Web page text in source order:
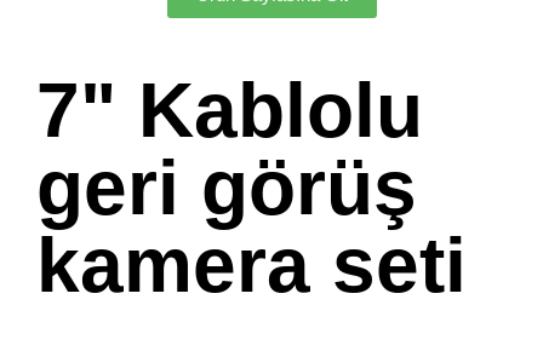
7" Kablolu
geri görüş
kamera seti